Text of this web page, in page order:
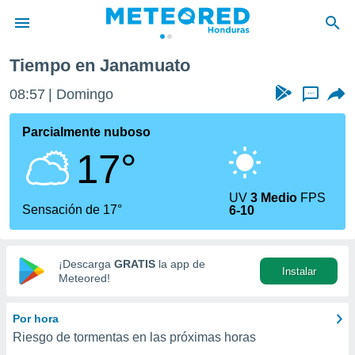
de
ha sido
que se
calidad.
a este
las
y
digital
basada
Tiempo en Janamuato
08:57 Domingo ...
Parcialmente nuboso
17°
Sensación de 17°
UV3 Medio FPS
6-10
¡Descarga GRATIS la app de
Meteored!
Instalar
Por hora
Riesgo de tormentas en las próximas horas